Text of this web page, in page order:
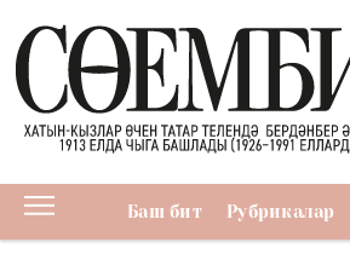
Баш бит Рубрикалар